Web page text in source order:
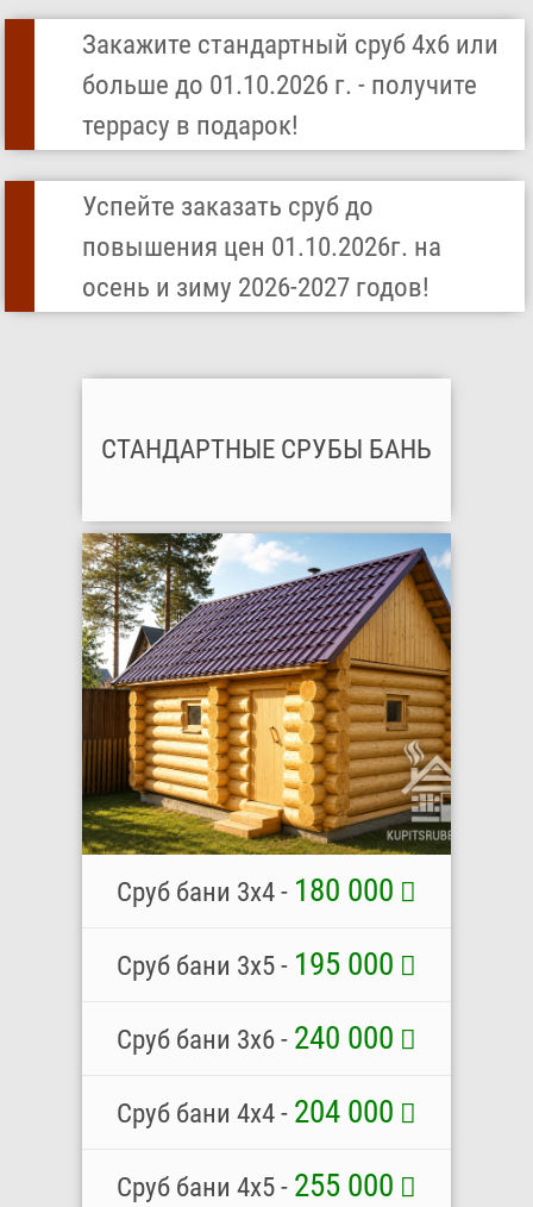
Закажите стандартный сруб 4х6 или
больше до 01.10.2026 г. - получите
террасу в подарок!
Успейте заказать сруб до
повышения цен 01.10.2026г. на
осень и зиму 2026-2027 годов!
СТАНДАРТНЫЕ СРУБЫ БАНЬ
Сруб бани 3х4 - 180 000
Сруб бани 3х5 - 195 000
Сруб бани 3х6 - 240 000
Сруб бани 4х4 - 204 000
Сруб бани 4х5 - 255 000